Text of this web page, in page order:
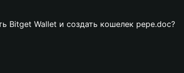
Bitget Wallet и создать кошелек pepe.doc?